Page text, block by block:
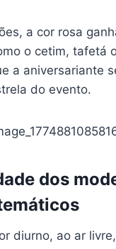
a cor rosa
o cetim, tafetá
a aniversariante
do evento.
dos
diurno, ao ar